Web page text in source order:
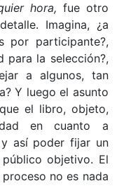
hora, fue otro
Imagina, ¿a
por participante?,
para la selección?,
a algunos, tan
Y luego el asunto
el libro, objeto,
en cuanto a
así poder fijar un
objetivo. El
no es nada